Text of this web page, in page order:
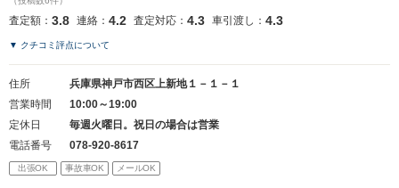
査定額： 3.8 連絡： 4.2 査定対応： 4.3 車引渡し： 4.3
▼ クチコミ評点について
住所
兵庫県神戸市西区上新地１－１－１
営業時間
10:00～19:00
定休日
毎週火曜日。祝日の場合は営業
電話番号
078-920-8617
出張OK 事故車OK メールOK